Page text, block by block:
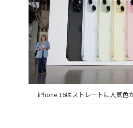
iPhone 16はストレートに人気色